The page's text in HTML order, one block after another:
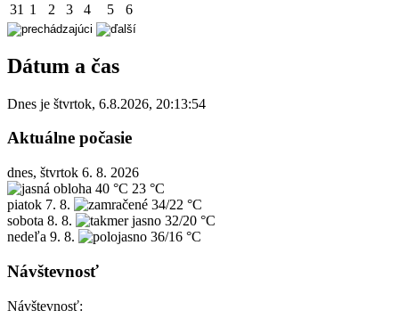
31 1 2 3 4 5 6
Dátum a čas
Dnes je štvrtok, 6.8.2026, 20:13:54
Aktuálne počasie
dnes, štvrtok 6. 8. 2026
40 °C 23 °C
piatok 7. 8.
34/22 °C
sobota 8. 8.
32/20 °C
nedeľa 9. 8. 36/16 °C
Návštevnosť
Návštevnosť: